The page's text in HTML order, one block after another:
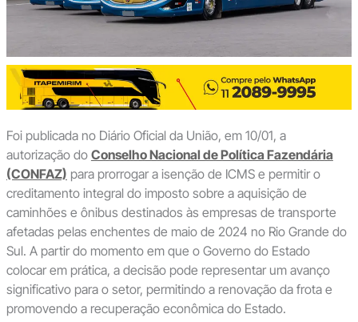
Foi publicada no Diário Oficial da União, em 10/01, a
autorização do Conselho Nacional de Política Fazendária
(CONFAZ) para prorrogar a isenção de ICMS e permitir o
creditamento integral do imposto sobre a aquisição de
caminhões e ônibus destinados às empresas de transporte
afetadas pelas enchentes de maio de 2024 no Rio Grande do
Sul. A partir do momento em que o Governo do Estado
colocar em prática, a decisão pode representar um avanço
significativo para o setor, permitindo a renovação da frota e
promovendo a recuperação econômica do Estado.